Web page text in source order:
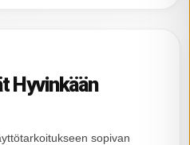
Hyvinkään
sopivan